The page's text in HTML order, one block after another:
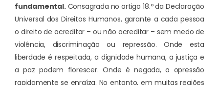
fundamental.Consagrada no artigo 18.º da Declaração
Universal dos Direitos Humanos, garante a cada pessoa
o direito de acreditar – ou não acreditar – sem medo de
violência, discriminação ou repressão. Onde esta
liberdade é respeitada, a dignidade humana, a justiça e
a paz podem florescer. Onde é negada, a opressão
rapidamente se enraíza. No entanto, em muitas regiões